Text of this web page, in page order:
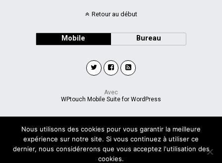
Retour au début
Mobile Bureau
Avec
WPtouch Mobile Suite for WordPress
Nous utilisons des cookies pour vous garantir la meilleure
expérience sur notre site. Si vous continuez à utiliser ce
dernier, nous considérerons que vous acceptez l'utilisation des
cookies.